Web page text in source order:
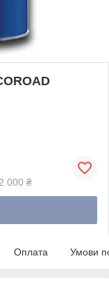
000 ₴
Оплата Умови